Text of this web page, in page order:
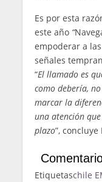
Es por esta
este año “
empoderar a
señales
“El llamado es
como debería,
marcar la
una atención
plazo”, concluye
Etiquetaschile